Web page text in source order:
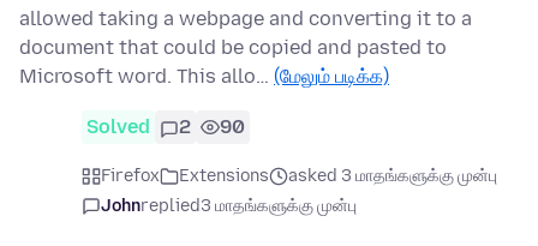
allowed taking a webpage and converting it to a
document that could be copied and pasted to
Microsoft word. This allo… (மேலும் படிக்க)
Solved 2 90
Firefox Extensions
asked 3 மாதங்களுக்கு முன்பு
Johnreplied3 மாதங்களுக்கு முன்பு